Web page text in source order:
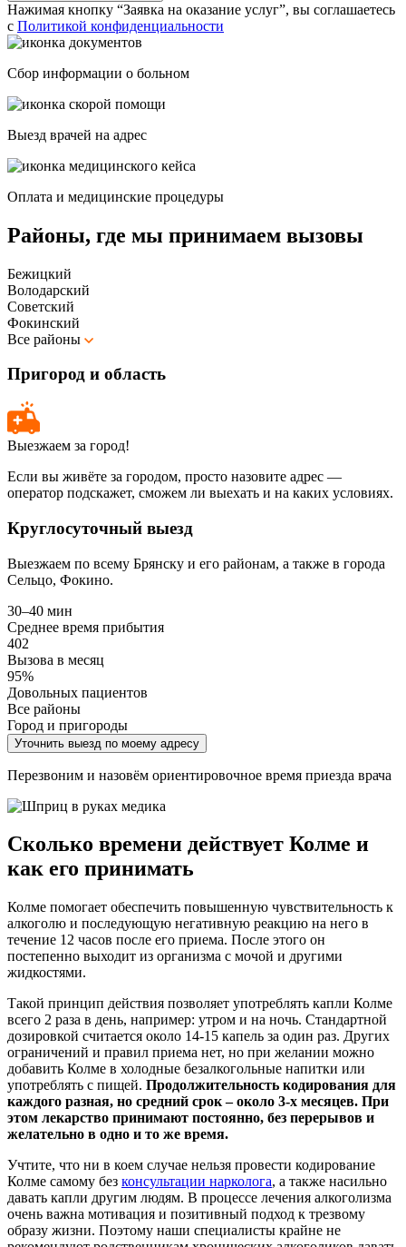
Нажимая кнопку “Заявка на оказание услуг”, вы соглашаетесь
с Политикой конфиденциальности
Сбор информации о больном
Выезд врачей на адрес
Оплата и медицинские процедуры
Районы, где мы принимаем вызовы
Бежицкий
Володарский
Советский
Фокинский
Все районы
Пригород и область
Выезжаем за город!
Если вы живёте за городом, просто назовите адрес —
оператор подскажет, сможем ли выехать и на каких условиях.
Круглосуточный выезд
Выезжаем по всему Брянску и его районам, а также в города
Сельцо, Фокино.
30–40 мин
Среднее время прибытия
402
Вызова в месяц
95%
Довольных пациентов
Все районы
Город и пригороды
Уточнить выезд по моему адресу
Перезвоним и назовём ориентировочное время приезда врача
Сколько времени действует Колме и
как его принимать
Колме помогает обеспечить повышенную чувствительность к
алкоголю и последующую негативную реакцию на него в
течение 12 часов после его приема. После этого он
постепенно выходит из организма с мочой и другими
жидкостями.
Такой принцип действия позволяет употреблять капли Колме
всего 2 раза в день, например: утром и на ночь. Стандартной
дозировкой считается около 14-15 капель за один раз. Других
ограничений и правил приема нет, но при желании можно
добавить Колме в холодные безалкогольные напитки или
употреблять с пищей. Продолжительность кодирования для
каждого разная, но средний срок – около 3-х месяцев. При
этом лекарство принимают постоянно, без перерывов и
желательно в одно и то же время.
Учтите, что ни в коем случае нельзя провести кодирование
Колме самому без консультации нарколога, а также насильно
давать капли другим людям. В процессе лечения алкоголизма
очень важна мотивация и позитивный подход к трезвому
образу жизни. Поэтому наши специалисты крайне не